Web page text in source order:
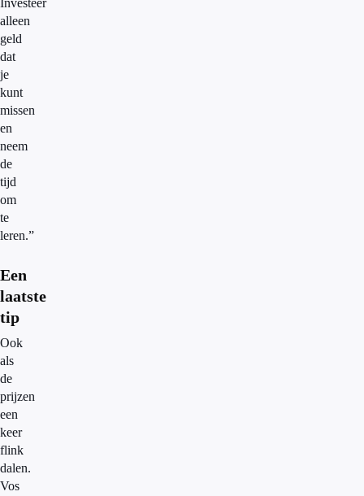
Investeer
alleen
geld
dat
je
kunt
missen
en
neem
de
tijd
om
te
leren.”
Een
laatste
tip
Ook
als
de
prijzen
een
keer
flink
dalen.
Vos